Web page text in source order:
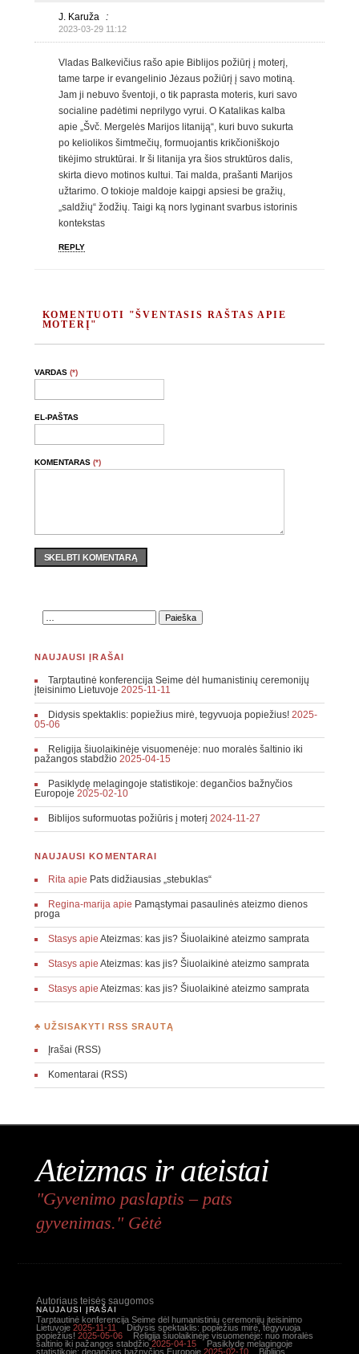
J. Karuža :
2023-03-29 11:12
Vladas Balkevičius rašo apie Biblijos požiūrį į moterį,
tame tarpe ir evangelinio Jėzaus požiūrį į savo motiną.
Jam ji nebuvo šventoji, o tik paprasta moteris, kuri savo
socialine padėtimi neprilygo vyrui. O Katalikas kalba
apie „Švč. Mergelės Marijos litaniją“, kuri buvo sukurta
po keliolikos šimtmečių, formuojantis krikčioniškojo
tikėjimo struktūrai. Ir ši litanija yra šios struktūros dalis,
skirta dievo motinos kultui. Tai malda, prašanti Marijos
užtarimo. O tokioje maldoje kaipgi apsiesi be gražių,
„saldžių“ žodžių. Taigi ką nors lyginant svarbus istorinis
kontekstas
REPLY
KOMENTUOTI "ŠVENTASIS RAŠTAS APIE
MOTERĮ"
VARDAS (*)
EL-PAŠTAS
KOMENTARAS (*)
SKELBTI KOMENTARĄ
NAUJAUSI ĮRAŠAI
Tarptautinė konferencija Seime dėl humanistinių ceremonijų
įteisinimo Lietuvoje 2025-11-11
Didysis spektaklis: popiežius mirė, tegyvuoja popiežius! 2025-
05-06
Religija šiuolaikinėje visuomenėje: nuo moralės šaltinio iki
pažangos stabdžio 2025-04-15
Pasiklydę melagingoje statistikoje: degančios bažnyčios
Europoje 2025-02-10
Biblijos suformuotas požiūris į moterį 2024-11-27
NAUJAUSI KOMENTARAI
Ritaapie Pats didžiausias „stebuklas“
Regina-marijaapie Pamąstymai pasaulinės ateizmo dienos
proga
Stasysapie Ateizmas: kas jis? Šiuolaikinė ateizmo samprata
Stasysapie Ateizmas: kas jis? Šiuolaikinė ateizmo samprata
Stasysapie Ateizmas: kas jis? Šiuolaikinė ateizmo samprata
♣ UŽSISAKYTI RSS SRAUTĄ
Įrašai (RSS)
Komentarai (RSS)
Ateizmas ir ateistai
"Gyvenimo paslaptis – pats
gyvenimas." Gėtė
Autoriaus teisės saugomos
NAUJAUSI ĮRAŠAI
Tarptautinė konferencija Seime dėl humanistinių ceremonijų įteisinimo
Lietuvoje 2025-11-11
Didysis spektaklis: popiežius mirė, tegyvuoja
popiežius! 2025-05-06
Religija šiuolaikinėje visuomenėje: nuo moralės
šaltinio iki pažangos stabdžio 2025-04-15
Pasiklydę melagingoje
statistikoje: degančios bažnyčios Europoje 2025-02-10 Biblijos